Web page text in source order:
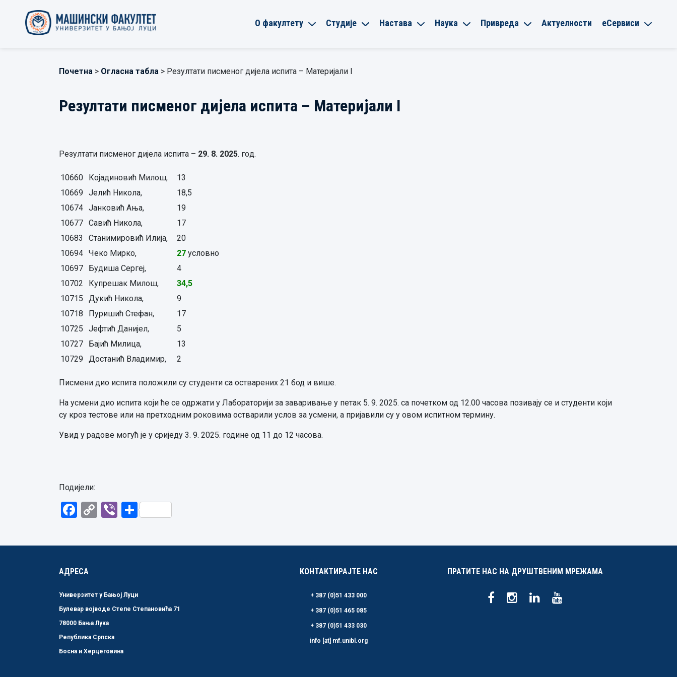
О факултету Студије Настава Наука Привреда Актуелности еСервиси
Почетна > Огласна табла > Резултати писменог дијела испита – Материјали I
Резултати писменог дијела испита – Материјали I
Резултати писменог дијела испита – 29. 8. 2025. гoд.
10660 Којадиновић Милош,
13
10669
Јелић Никола,
18,5
10674 Јанковић Ања,
19
10677 Савић Никола,
17
10683
Станимировић Илија,
20
10694 Чеко Мирко, 27 условно
10697
Будиша Сергеј,
4
10702
Купрешак Милош,
34,5
10715
Дукић Никола,
9
10718
Пуришић Стефан,
17
10725
Јефтић Данијел,
5
10727
Бајић Милица,
13
10729
Достанић Владимир, 2
Писмени дио испита положили су студенти са остварених 21 бод и више.
На усмени дио испита који ће се одржати у Лабораторији за заваривање у петак 5. 9. 2025. са почетком од 12.00 часова позивају се и студенти који
су кроз тестове или на претходним роковима остварили услов за усмени, а пријавили су у овом испитном термину.
Увид у радове могућ је у сриједу 3. 9. 2025. године од 11 до 12 часова.
Подијели:
Facebook
CopyViberShare
АДРЕСА
Универзитет у Бањој Луци
Булевар војводе Степе Степановића 71
78000 Бања Лука
Република Српска
Босна и Херцеговина
КОНТАКТИРАЈТЕ НАС
+ 387 (0)51 433 000
+ 387 (0)51 465 085
+ 387 (0)51 433 030
info [at] mf.unibl.org
ПРАТИТЕ НАС НА ДРУШТВЕНИМ МРЕЖАМА